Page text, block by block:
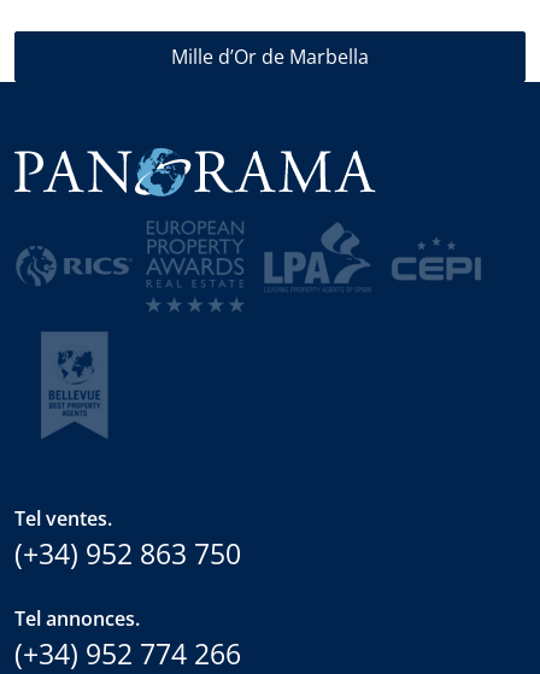
Mille d’Or de Marbella
Tel ventes.
(+34) 952 863 750
Tel annonces.
(+34) 952 774 266